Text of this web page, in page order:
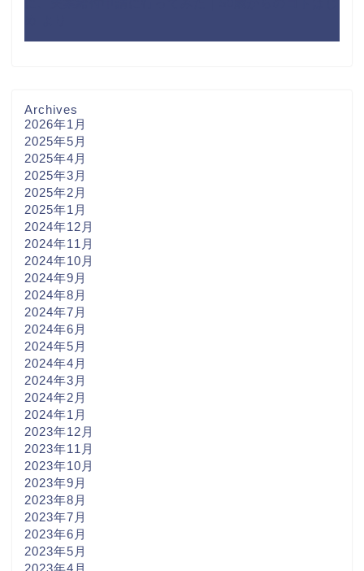
Archives
2026年1月
2025年5月
2025年4月
2025年3月
2025年2月
2025年1月
2024年12月
2024年11月
2024年10月
2024年9月
2024年8月
2024年7月
2024年6月
2024年5月
2024年4月
2024年3月
2024年2月
2024年1月
2023年12月
2023年11月
2023年10月
2023年9月
2023年8月
2023年7月
2023年6月
2023年5月